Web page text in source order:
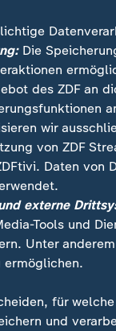
DekaBank
Deutschland
der über
Die
ist also
ziemlich
die
Trump: Die
Europas
Nummer
Die
des ZDF an
wir
von ZDF
Daten von
externe
Tools und
Unter
für
und